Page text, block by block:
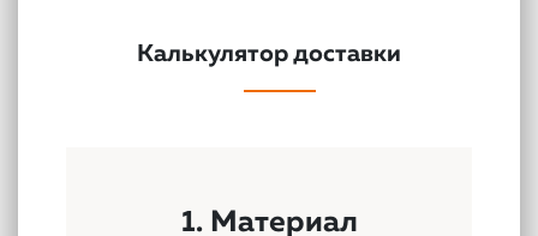
Калькулятор доставки
1. Материал